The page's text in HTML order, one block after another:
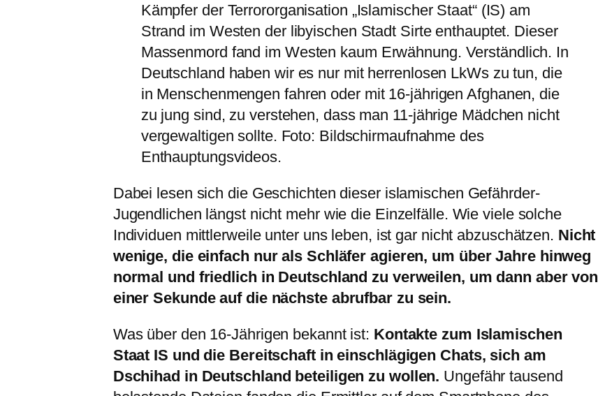
Kämpfer der Terrororganisation „Islamischer Staat“ (IS) am
Strand im Westen der libyischen Stadt Sirte enthauptet. Dieser
Massenmord fand im Westen kaum Erwähnung. Verständlich. In
Deutschland haben wir es nur mit herrenlosen LkWs zu tun, die
in Menschenmengen fahren oder mit 16-jährigen Afghanen, die
zu jung sind, zu verstehen, dass man 11-jährige Mädchen nicht
vergewaltigen sollte. Foto: Bildschirmaufnahme des
Enthauptungsvideos.
Dabei lesen sich die Geschichten dieser islamischen Gefährder-
Jugendlichen längst nicht mehr wie die Einzelfälle. Wie viele solche
Individuen mittlerweile unter uns leben, ist gar nicht abzuschätzen. Nicht
wenige, die einfach nur als Schläfer agieren, um über Jahre hinweg
normal und friedlich in Deutschland zu verweilen, um dann aber von
einer Sekunde auf die nächste abrufbar zu sein.
Was über den 16-Jährigen bekannt ist: Kontakte zum Islamischen
Staat IS und die Bereitschaft in einschlägigen Chats, sich am
Dschihad in Deutschland beteiligen zu wollen. Ungefähr tausend